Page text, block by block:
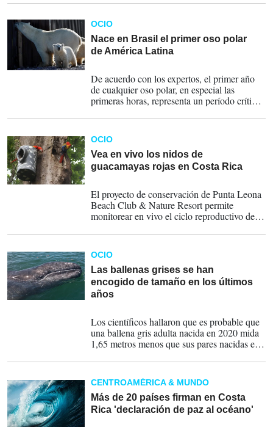
neotropicales de la extinción se basa en datos
climáticos.
OCIO
Nace en Brasil el primer oso polar
de América Latina
De acuerdo con los expertos, el primer año
de cualquier oso polar, en especial las
primeras horas, representa un período crítico
OCIO
Vea en vivo los nidos de
guacamayas rojas en Costa Rica
El proyecto de conservación de Punta Leona
Beach Club & Nature Resort permite
monitorear en vivo el ciclo reproductivo de
OCIO
Las ballenas grises se han
encogido de tamaño en los últimos
años
Los científicos hallaron que es probable que
una ballena gris adulta nacida en 2020 mida
1,65 metros menos que sus pares nacidas en
CENTROAMÉRICA & MUNDO
Más de 20 países firman en Costa
Rica 'declaración de paz al océano'